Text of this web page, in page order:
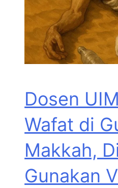
Dosen
Wafat di
Makkah,
Gunakan